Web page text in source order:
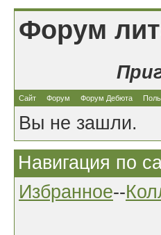
Форум
Сайт Форум Форум Дебюта
Вы не зашли.
Навигация по
Избранное--